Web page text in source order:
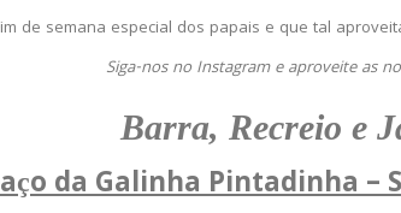
de semana especial dos papais e que tal
Siga-nos no Instagram e aproveite as
Barra, Recreio e
da Galinha Pintadinha